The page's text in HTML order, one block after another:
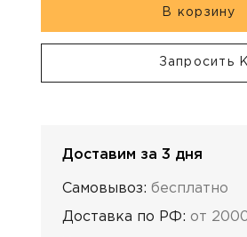
В корзину
Запросить
Доставим за 3 дня
Самовывоз: бесплатно
Доставка по РФ: от